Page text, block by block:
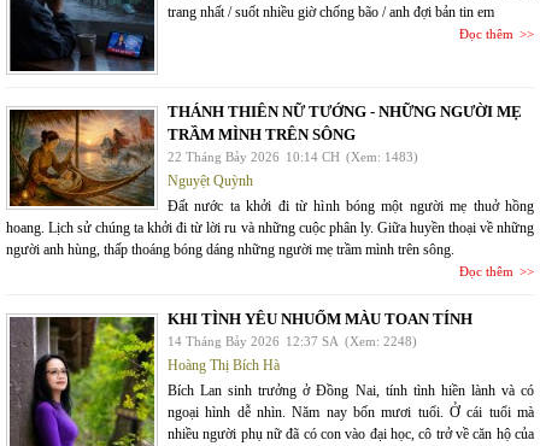
trang nhất / suốt nhiều giờ chống bão / anh đợi bản tin em
Đọc thêm
THÁNH THIÊN NỮ TƯỚNG - NHỮNG NGƯỜI MẸ
TRẦM MÌNH TRÊN SÔNG
22 Tháng Bảy 2026 10:14 CH (Xem: 1483)
Nguyệt Quỳnh
Đất nước ta khởi đi từ hình bóng một người mẹ thuở hồng
hoang. Lịch sử chúng ta khởi đi từ lời ru và những cuộc phân ly. Giữa huyền thoại về những
người anh hùng, thấp thoáng bóng dáng những người mẹ trầm mình trên sông.
Đọc thêm
KHI TÌNH YÊU NHUỐM MÀU TOAN TÍNH
14 Tháng Bảy 2026 12:37 SA (Xem: 2248)
Hoàng Thị Bích Hà
Bích Lan sinh trưởng ở Đồng Nai, tính tình hiền lành và có
ngoại hình dễ nhìn. Năm nay bốn mươi tuổi. Ở cái tuổi mà
nhiều người phụ nữ đã có con vào đại học, cô trở về căn hộ của